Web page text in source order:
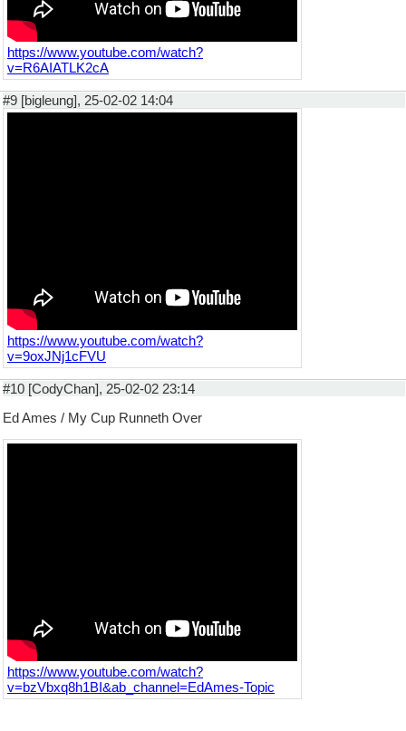
https://www.youtube.com/watch?
v=R6AIATLK2cA
#9 [bigleung], 25-02-02 14:04
https://www.youtube.com/watch?
v=9oxJNj1cFVU
#10 [CodyChan], 25-02-02 23:14
Ed Ames / My Cup Runneth Over
https://www.youtube.com/watch?
v=bzVbxq8h1BI&ab_channel=EdAmes-Topic